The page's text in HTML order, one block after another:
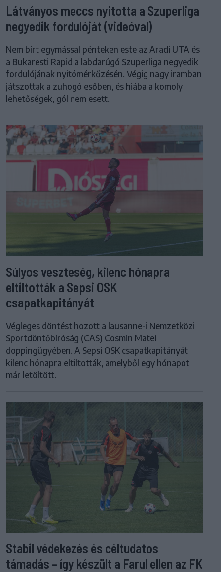
Látványos meccs nyitotta a Szuperliga
negyedik fordulóját (videóval)
Nem bírt egymással pénteken este az Aradi UTA és
a Bukaresti Rapid a labdarúgó Szuperliga negyedik
fordulójának nyitómérkőzésén. Végig nagy iramban
játszottak a zuhogó esőben, és hiába a komoly
lehetőségek, gól nem esett.
Súlyos veszteség, kilenc hónapra
eltiltották a Sepsi OSK
csapatkapitányát
Végleges döntést hozott a lausanne-i Nemzetközi
Sportdöntőbíróság (CAS) Cosmin Matei
doppingügyében. A Sepsi OSK csapatkapitányát
kilenc hónapra eltiltották, amelyből egy hónapot
már letöltött.
Stabil védekezés és céltudatos
támadás – így készült a Farul ellen az FK